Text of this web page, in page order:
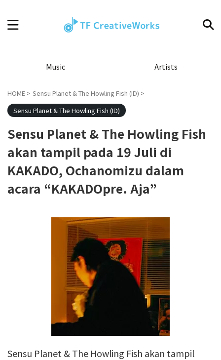
Music Artists
HOME > Sensu Planet & The Howling Fish (ID) >
Sensu Planet & The Howling Fish (ID)
Sensu Planet & The Howling Fish
akan tampil pada 19 Juli di
KAKADO, Ochanomizu dalam
acara “KAKADOpre. Aja”
Sensu Planet & The Howling Fish akan tampil